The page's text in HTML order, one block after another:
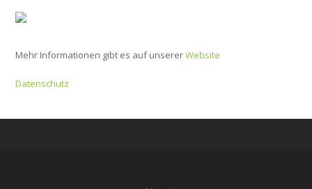
Mehr Informationen gibt es auf unsererWebsite
Datenschutz